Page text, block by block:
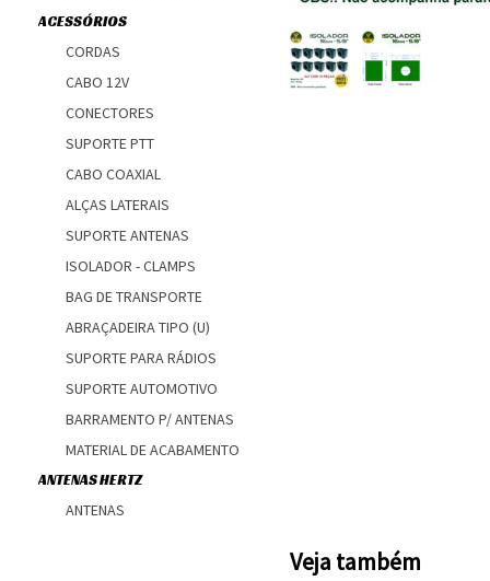
ACESSÓRIOS
CORDAS
CABO 12V
CONECTORES
SUPORTE PTT
CABO COAXIAL
ALÇAS LATERAIS
SUPORTE ANTENAS
ISOLADOR - CLAMPS
BAG DE TRANSPORTE
ABRAÇADEIRA TIPO (U)
SUPORTE PARA RÁDIOS
SUPORTE AUTOMOTIVO
BARRAMENTO P/ ANTENAS
MATERIAL DE ACABAMENTO
ANTENAS HERTZ
ANTENAS
Veja também